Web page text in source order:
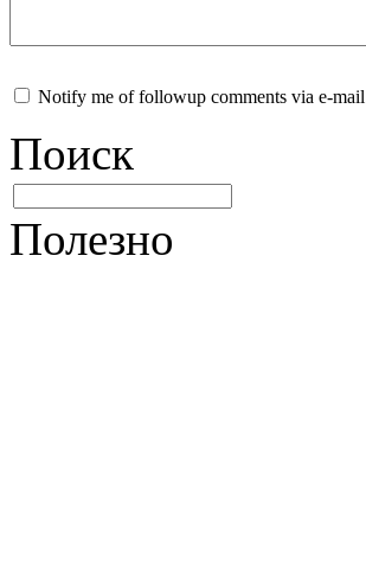
Notify me of followup comments via e-mail
Поиск
Полезно